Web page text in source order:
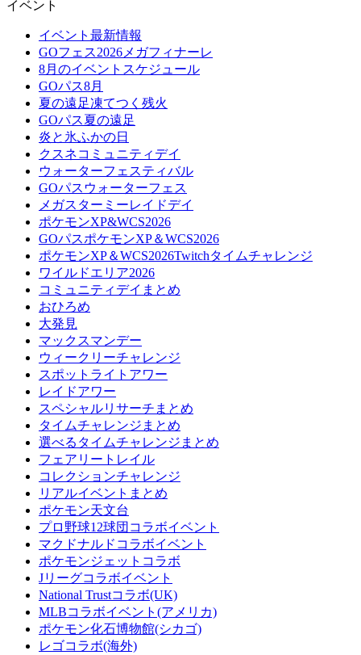
イベント
イベント最新情報
GOフェス2026メガフィナーレ
8月のイベントスケジュール
GOパス8月
夏の遠足凍てつく残火
GOパス夏の遠足
炎と氷ふかの日
クスネコミュニティデイ
ウォーターフェスティバル
GOパスウォーターフェス
メガスターミーレイドデイ
ポケモンXP&WCS2026
GOパスポケモンXP＆WCS2026
ポケモンXP＆WCS2026Twitchタイムチャレンジ
ワイルドエリア2026
コミュニティデイまとめ
おひろめ
大発見
マックスマンデー
ウィークリーチャレンジ
スポットライトアワー
レイドアワー
スペシャルリサーチまとめ
タイムチャレンジまとめ
選べるタイムチャレンジまとめ
フェアリートレイル
コレクションチャレンジ
リアルイベントまとめ
ポケモン天文台
プロ野球12球団コラボイベント
マクドナルドコラボイベント
ポケモンジェットコラボ
Jリーグコラボイベント
National Trustコラボ(UK)
MLBコラボイベント(アメリカ)
ポケモン化石博物館(シカゴ)
レゴコラボ(海外)